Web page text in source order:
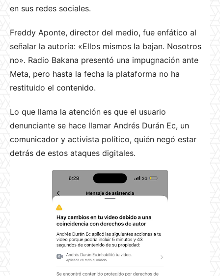
en sus redes sociales.
Freddy Aponte, director del medio, fue enfático al
señalar la autoría: «Ellos mismos la bajan. Nosotros
no». Radio Bakana presentó una impugnación ante
Meta, pero hasta la fecha la plataforma no ha
restituido el contenido.
Lo que llama la atención es que el usuario
denunciante se hace llamar Andrés Durán Ec, un
comunicador y activista político, quién negó estar
detrás de estos ataques digitales.